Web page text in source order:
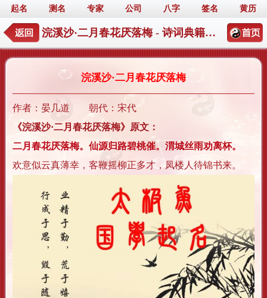
起名 测名 专家 公司 八字 签名 黄历
浣溪沙·二月春花厌落梅 - 诗词典籍起名详情
浣溪沙·二月春花厌落梅
作者：晏几道 朝代：宋代
《浣溪沙·二月春花厌落梅》原文：
二月春花厌落梅。仙源归路碧桃催。渭城丝雨劝离杯。
欢意似云真薄幸，客鞭摇柳正多才，凤楼人待锦书来。